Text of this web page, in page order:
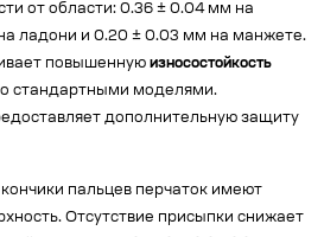
от области: 0.36 ± 0.04 мм на
ладони и 0.20 ± 0.03 мм на манжете.
повышенную износостойкость
стандартными моделями.
дополнительную защиту
пальцев перчаток имеют
Отсутствие присыпки снижает